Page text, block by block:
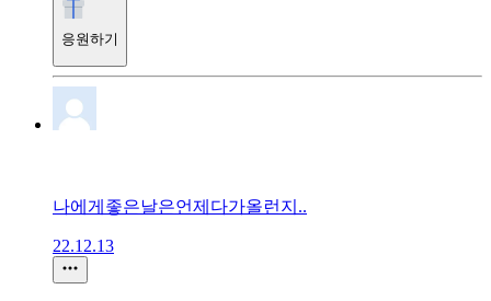
응원하기
나에게좋은날은언제다가올런지..
22.12.13